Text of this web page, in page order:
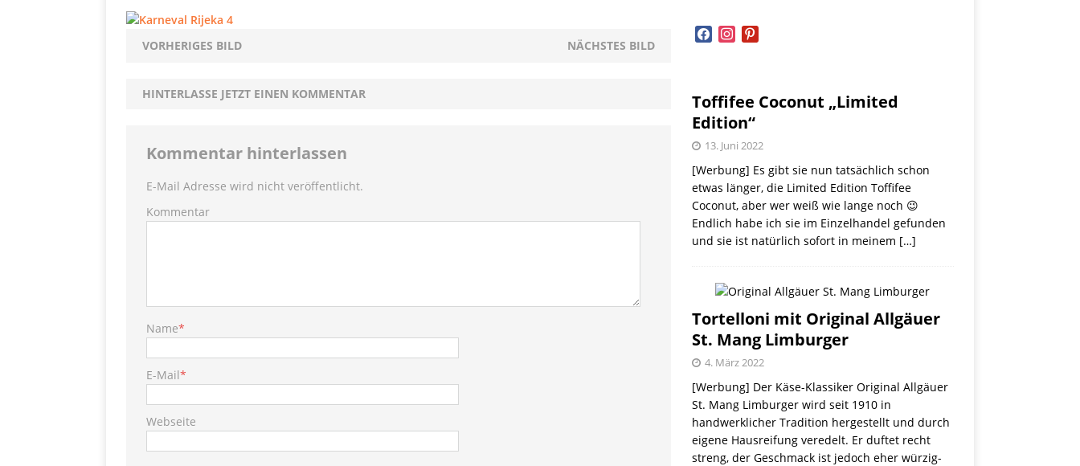
Mediterrane Delikatessen – Spezialitäten aus dem
[ 28. September 2021 ]
Pfirsich-Maracuja Punsch aus dem Hause
VORHERIGES BILD NÄCHSTES BILD
HINTERLASSE JETZT EINEN KOMMENTAR
Kommentar hinterlassen
E-Mail Adresse wird nicht veröffentlicht.
Kommentar
Name*
E-Mail*
Webseite
facebookinstagram
pinterest
Toffifee Coconut „Limited
Edition“
13. Juni 2022
[Werbung] Es gibt sie nun tatsächlich schon
etwas länger, die Limited Edition Toffifee
Coconut, aber wer weiß wie lange noch 😉
Endlich habe ich sie im Einzelhandel gefunden
und sie ist natürlich sofort in meinem […]
Tortelloni mit Original Allgäuer
St. Mang Limburger
4. März 2022
[Werbung] Der Käse-Klassiker Original Allgäuer
St. Mang Limburger wird seit 1910 in
handwerklicher Tradition hergestellt und durch
eigene Hausreifung veredelt. Er duftet recht
streng, der Geschmack ist jedoch eher würzig-